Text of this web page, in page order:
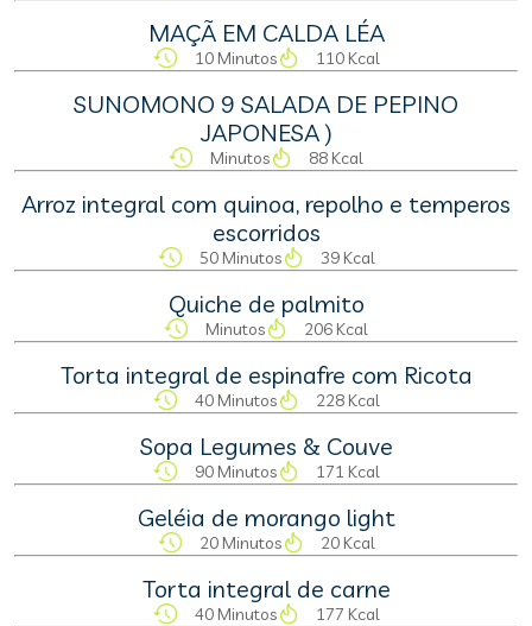
MAÇÃ EM CALDA LÉA
10 Minutos 110 Kcal
SUNOMONO 9 SALADA DE PEPINO
JAPONESA )
Minutos 88 Kcal
Arroz integral com quinoa, repolho e temperos
escorridos
50 Minutos 39 Kcal
Quiche de palmito
Minutos 206 Kcal
Torta integral de espinafre com Ricota
40 Minutos 228 Kcal
Sopa Legumes & Couve
90 Minutos 171 Kcal
Geléia de morango light
20 Minutos 20 Kcal
Torta integral de carne
40 Minutos 177 Kcal